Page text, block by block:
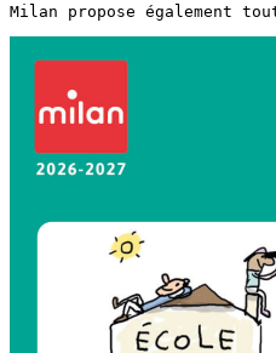
Milan propose également